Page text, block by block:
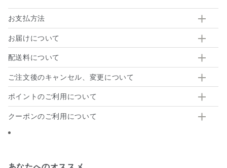
お支払方法
お届けについて
配送料について
ご注文後のキャンセル、変更について
ポイントのご利用について
クーポンのご利用について